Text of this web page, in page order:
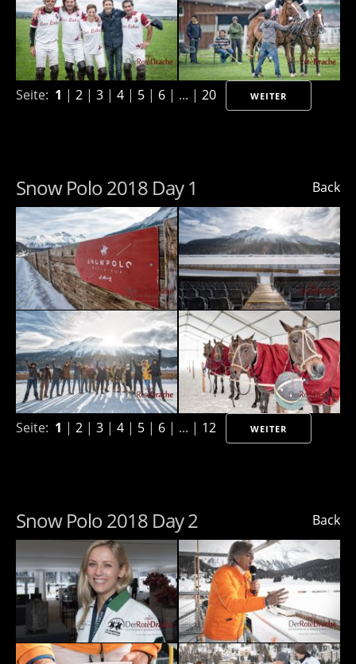
Seite: 1 | 2 | 3 | 4 | 5 | 6 | ... | 20 WEITER
Back
Snow Polo 2018 Day 1
Seite: 1 | 2 | 3 | 4 | 5 | 6 | ... | 12 WEITER
Back
Snow Polo 2018 Day 2